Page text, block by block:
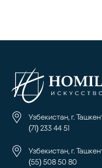
Узбекистан, г.
(71) 233 44 51
Узбекистан, г.
(55) 508 50 80